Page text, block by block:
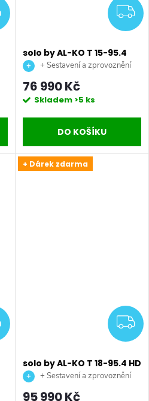
ZDARMA
solo by AL-KO T 15-95.4
HD-A Premium benzínový
+ Sestavení a zprovoznění
stroje + doprava až na vaši
zahradu.
76 990 Kč
Skladem >5 ks
DO KOŠÍKU
ZDARMA
+ Dárek zdarma
solo by AL-KO T 18-95.4 HD
V2 Premium benzínový
+ Sestavení a zprovoznění
stroje + doprava až na vaši
95 990 Kč